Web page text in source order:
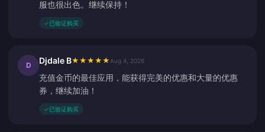
服也很出色。继续保持！
✓已验证购买
D Djdale B★ ★ ★ ★ ★ Aug 4, 2026
充值金币的最佳应用，能获得完美的优惠和大量的优惠
券，继续加油！
✓已验证购买